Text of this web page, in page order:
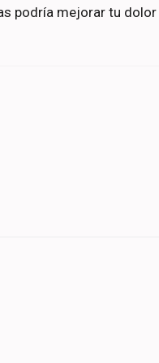
podría mejorar tu dolor